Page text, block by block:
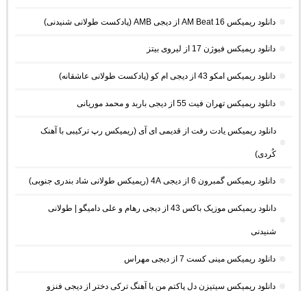
دانلود ریمیکس AM Beat 16 از دیجی AMB (پادکست طولانی شنیدنی)
دانلود ریمیکس فیوژن 17 از لیروی بیتز
دانلود ریمیکس امکو 43 از دیجی ام کو (پادکست طولانی عاشقانه)
دانلود ریمیکس تهران فیت 55 از دیجی باربد و محمد موریانی
دانلود ریمیکس یادت رفت از قدیمی ای آی (ریمیکس رپ ترکیبی با آهنک
کُردی)
دانلود ریمیکس گمبرون 6 از دیجی 4A (ریمیکس طولانی شاد بندری جنوبی)
دانلود ریمیکس موزیک باکس 43 از دیجی رهام و علی دامیگو | طولانی
شنیدنی
دانلود ریمیکس مینی کست 7 از دیجی مهراس
دانلود ریمیکس سیتیزن دل پاکتم من با آهنگ ترکی دختر از دیجی فنزو